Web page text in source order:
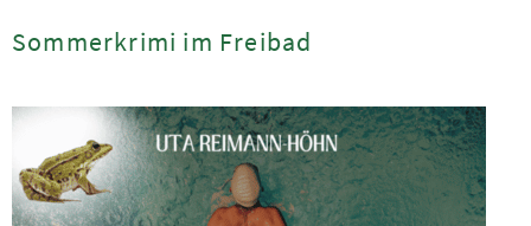
Sommerkrimi im Freibad